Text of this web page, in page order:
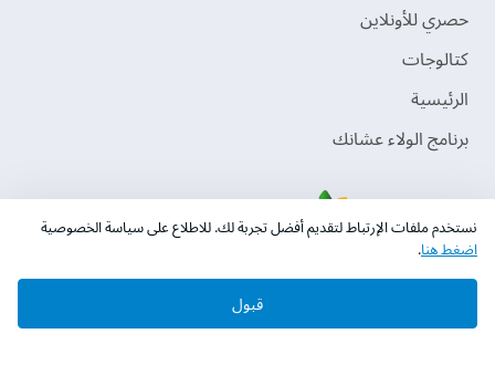
حصري للأونلاين
‫كتالوجات‬
الرئيسية
برنامج الولاء عشانك
حقوق النشر © 2026 دهانات الجزيرة
نستخدم ملفات الإرتباط لتقديم أفضل تجربة لك. للاطلاع على سياسة الخصوصية
اضغط هنا.
قبول